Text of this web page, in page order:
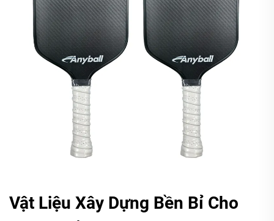
Vật Liệu Xây Dựng Bền Bỉ Cho